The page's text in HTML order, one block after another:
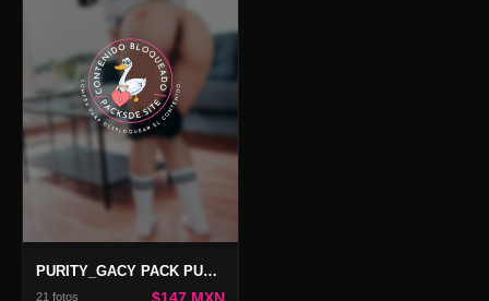
PURITY_GACY PACK PURITY
21 fotos